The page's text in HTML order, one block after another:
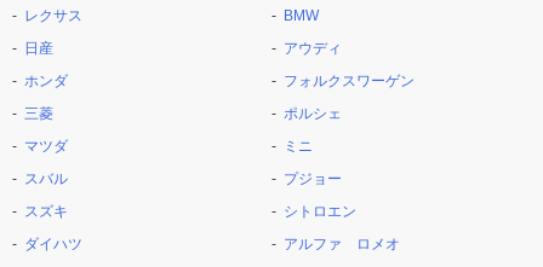
レクサス
日産
ホンダ
三菱
マツダ
スバル
スズキ
ダイハツ
BMW
アウディ
フォルクスワーゲン
ポルシェ
ミニ
プジョー
シトロエン
アルファ ロメオ